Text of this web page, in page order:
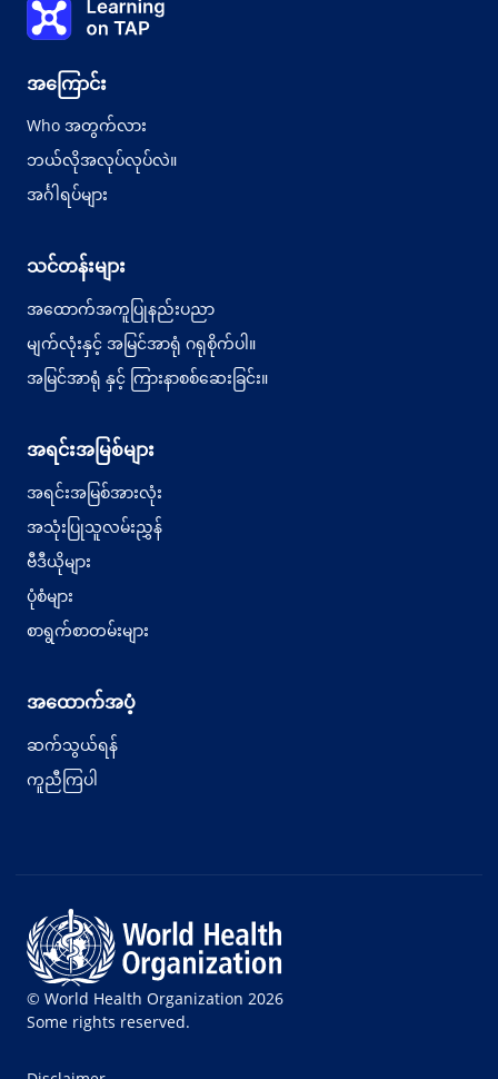
0%
သင်ခန်းစာ-
Learning on TAP - အိမ်
အကြောင်း
Who အတွက်လား
ဘယ်လိုအလုပ်လုပ်လဲ။
အင်္ဂါရပ်များ
သင်တန်းများ
အထောက်အကူပြုနည်းပညာ
မျက်လုံးနှင့် အမြင်အာရုံ ဂရုစိုက်ပါ။
အမြင်အာရုံ နှင့် ကြားနာစစ်ဆေးခြင်း။
အရင်းအမြစ်များ
အရင်းအမြစ်အားလုံး
အသုံးပြုသူလမ်းညွှန်
ဗီဒီယိုများ
ပုံစံများ
စာရွက်စာတမ်းများ
အထောက်အပံ့
ဆက်သွယ်ရန်
ကူညီကြပါ
© World Health Organization 2026
Some rights reserved.